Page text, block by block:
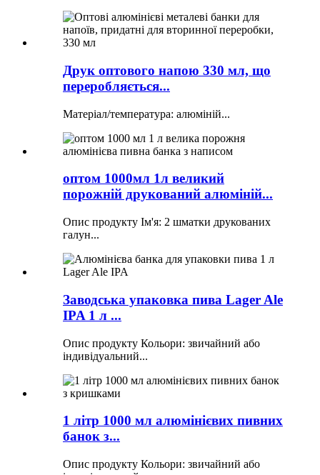
Друк оптового напою 330 мл, що
переробляється...
Матеріал/температура: алюміній...
оптом 1000мл 1л великий
порожній друкований алюміній...
Опис продукту Ім'я: 2 шматки друкованих
галун...
Заводська упаковка пива Lager Ale
IPA 1 л ...
Опис продукту Кольори: звичайний або
індивідуальний...
1 літр 1000 мл алюмінієвих пивних
банок з...
Опис продукту Кольори: звичайний або